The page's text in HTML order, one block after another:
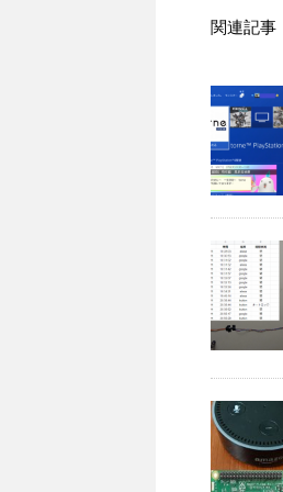
関連記事